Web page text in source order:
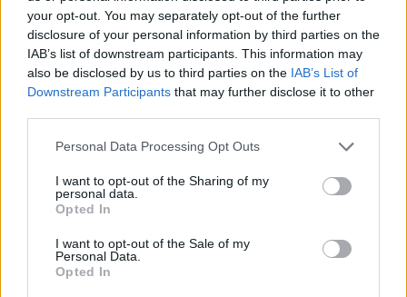
your opt-out. You may separately opt-out of the further
disclosure of your personal information by third parties on the
IAB’s list of downstream participants. This information may
also be disclosed by us to third parties on the IAB’s List of
Downstream Participants that may further disclose it to other
Please note that this website/app uses one or more Google
not limited to your visit or usage behaviour. You may click to
grant or deny consent to Google and its third-party tags to
use your data for below specified purposes in below Google
consent section.
Personal Data Processing Opt Outs
I want to opt-out of the Sharing of my
personal data.
Opted In
I want to opt-out of the Sale of my
Personal Data.
Opted In
AUTORE
AiAdhubMedia